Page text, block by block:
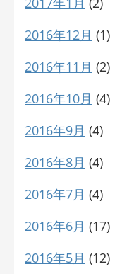
2016年12月 (1)
2016年11月 (2)
2016年10月 (4)
2016年9月 (4)
2016年8月 (4)
2016年7月 (4)
2016年6月 (17)
2016年5月 (12)